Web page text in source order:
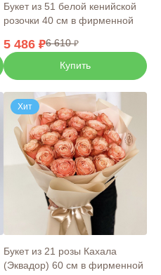
Букет из 51 белой кенийской
розочки 40 см в фирменной
5 486
6 610
Купить
Хит
Букет из 21 розы Кахала
(Эквадор) 60 см в фирменной